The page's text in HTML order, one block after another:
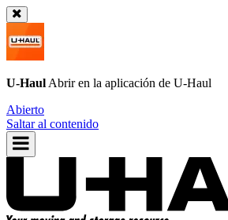
U-Haul Abrir en la aplicación de U-Haul
Abierto
Saltar al contenido